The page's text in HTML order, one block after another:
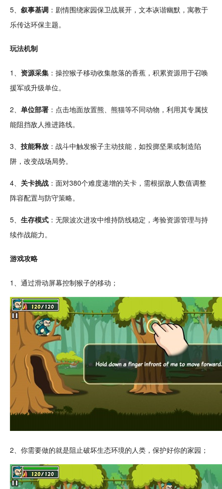
5、 叙事基调 ： 剧情围绕家园保卫战展开，文本诙谐幽默，寓教于
乐传达环保主题。
玩法机制
1、 资源采集 ：操控猴子移动收集散落的香蕉，积累资源用于召唤
援军或升级单位。
2、 单位部署 ： 点击地面放置熊、 熊猫等不同动物，利用其专属技
能阻挡敌人推进路线。
3、 技能释放 ：战斗中触发猴子主动技能，如投掷坚果或制造陷
阱，改变战场局势。
4、 关卡挑战 ：面对380个难度递增的关卡，需根据敌人数值调整
阵容配置与防守策略。
5、 生存模式 ：无限波次进攻中维持防线稳定， 考验资源管理与持
续作战能力。
游戏攻略
1、通过滑动屏幕控制猴子的移动；
2、你需要做的就是阻止破坏生态环境的人类，保护好你的家园；